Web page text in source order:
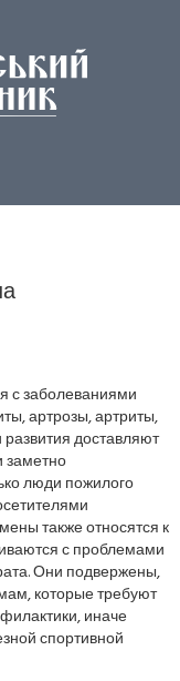
с заболеваниями
артрозы, артриты,
доставляют
заметно
люди пожилого
также относятся к
с проблемами
Они подвержены,
которые требуют
иначе
спортивной